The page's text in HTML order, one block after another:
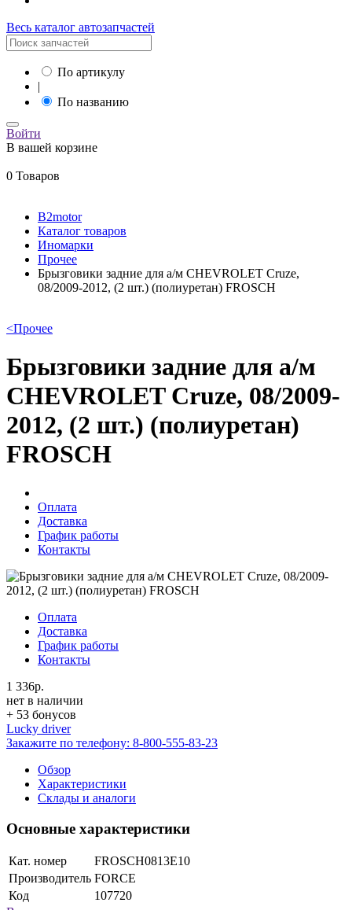
Весь каталог автозапчастей
По артикулу
|
По названию
Войти
В вашей корзине
0 Товаров
B2motor
Каталог товаров
Иномарки
Прочее
Брызговики задние для а/м CHEVROLET Cruze,
08/2009-2012, (2 шт.) (полиуретан) FROSCH
<Прочее
Брызговики задние для а/м
CHEVROLET Cruze, 08/2009-
2012, (2 шт.) (полиуретан)
FROSCH
Оплата
Доставка
График работы
Контакты
Оплата
Доставка
График работы
Контакты
1 336р.
нет в наличии
+ 53 бонусов
Lucky driver
Закажите по телефону: 8-800-555-83-23
Обзор
Характеристики
Склады и аналоги
Основные характеристики
Кат. номер
FROSCH0813E10
Производитель FORCE
Код
107720